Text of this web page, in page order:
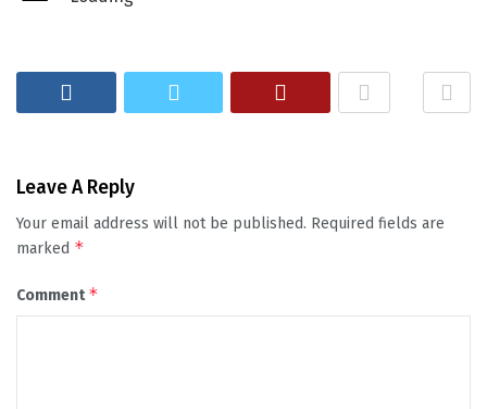
Leave A Reply
Your email address will not be published. Required fields are
marked *
Comment*